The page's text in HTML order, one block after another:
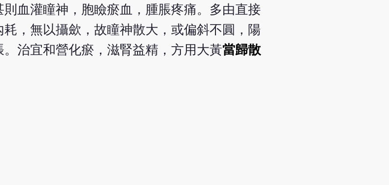
血灌瞳神，胞瞼瘀血，腫脹疼痛。多由直接
，無以攝歛，故瞳神散大，或偏斜不圓，陽
治宜和營化瘀，滋腎益精，方用大黃當歸散